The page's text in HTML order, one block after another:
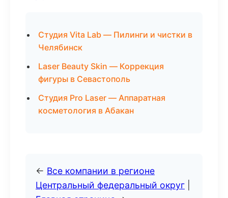
Студия Vita Lab — Пилинги и чистки в
Челябинск
Laser Beauty Skin — Коррекция
фигуры в Севастополь
Студия Pro Laser — Аппаратная
косметология в Абакан
← Все компании в регионе
Центральный федеральный округ